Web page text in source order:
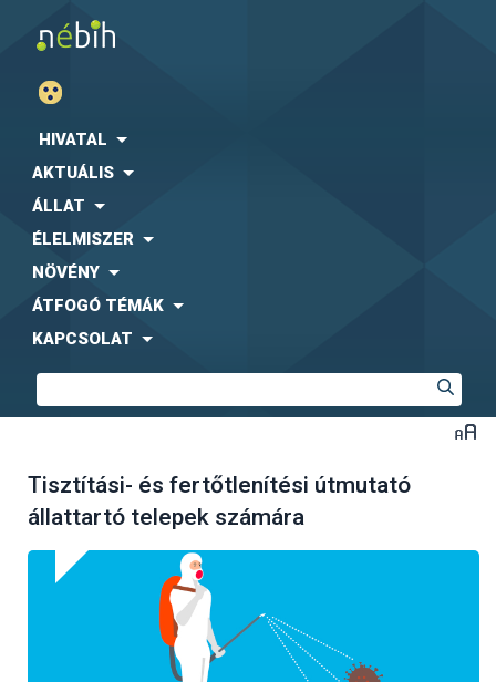
HIVATAL
AKTUÁLIS
ÁLLAT
ÉLELMISZER
NÖVÉNY
ÁTFOGÓ TÉMÁK
KAPCSOLAT
Tisztítási- és fertőtlenítési útmutató
állattartó telepek számára